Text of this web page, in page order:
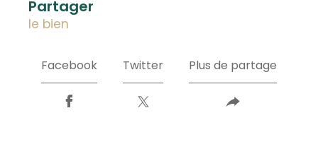
partager
le bien
Facebook Twitter Plus de partage